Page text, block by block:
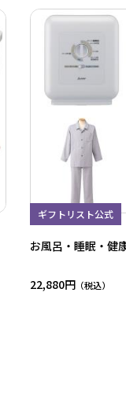
ギフトリスト公式
お風呂・睡眠・健
22,880円